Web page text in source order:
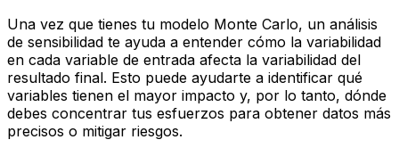
Una vez que tienes tu modelo Monte Carlo, un análisis
de sensibilidad te ayuda a entender cómo la variabilidad
en cada variable de entrada afecta la variabilidad del
resultado final. Esto puede ayudarte a identificar qué
variables tienen el mayor impacto y, por lo tanto, dónde
debes concentrar tus esfuerzos para obtener datos más
precisos o mitigar riesgos.